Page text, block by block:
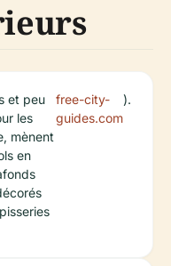
et peu
les
mènent
en
free-city-
guides.com
).